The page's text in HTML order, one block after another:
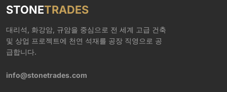
STONETRADES
대리석, 화강암, 규암을 중심으로 전 세계 고급 건축
및 상업 프로젝트에 천연 석재를 공장 직영으로 공
급합니다.
info@stonetrades.com